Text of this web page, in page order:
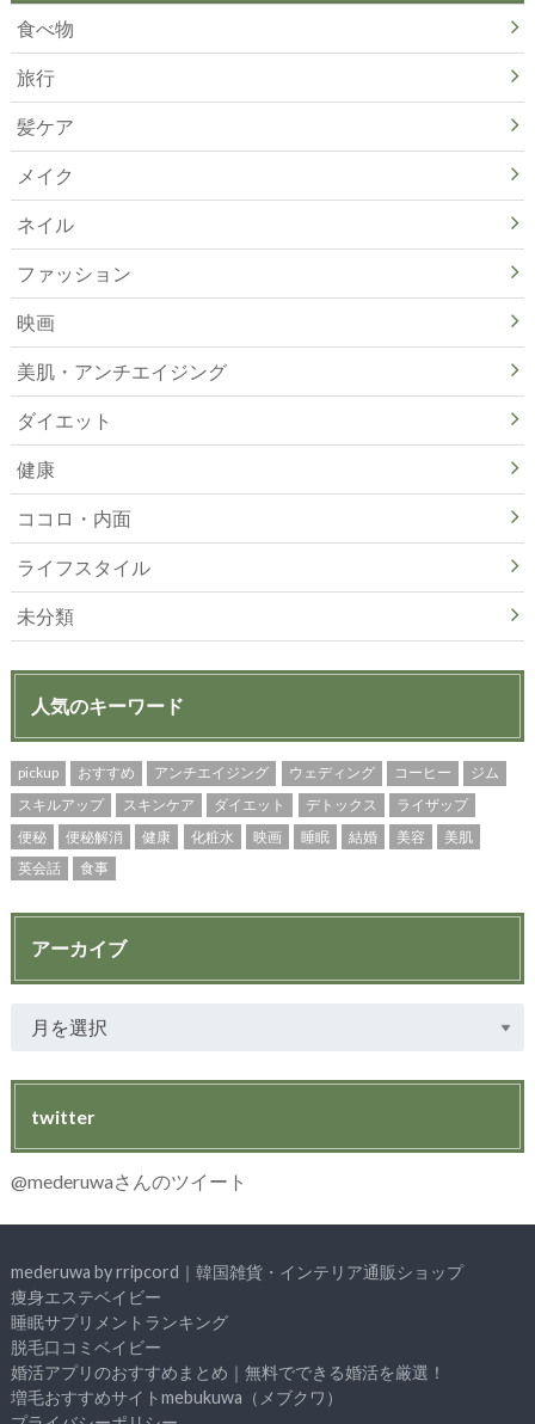
食べ物
旅行
髪ケア
メイク
ネイル
ファッション
映画
美肌・アンチエイジング
ダイエット
健康
ココロ・内面
ライフスタイル
未分類
人気のキーワード
pickup おすすめ アンチエイジング ウェディング コーヒー
ジム
スキルアップ
スキンケア ダイエット デトックス
ライザップ
便秘
便秘解消 健康 化粧水 映画 睡眠 結婚 美容
美肌
英会話
食事
アーカイブ
twitter
@mederuwaさんのツイート
mederuwa by rripcord｜韓国雑貨・インテリア通販ショップ
痩身エステベイビー
睡眠サプリメントランキング
脱毛口コミベイビー
婚活アプリのおすすめまとめ｜無料でできる婚活を厳選！
増毛おすすめサイトmebukuwa（メブクワ）